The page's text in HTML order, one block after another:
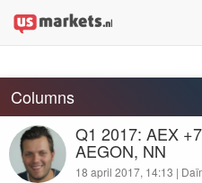
Columns
Q1 2017: AEX
AEGON, NN
18 april 2017, 14:13 |